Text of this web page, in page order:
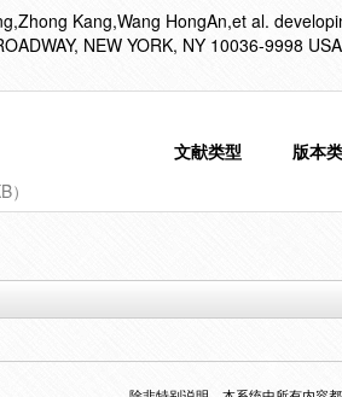
Kang,Wang HongAn,et al.
NEW YORK, NY 10036-9998
文献类型 版本